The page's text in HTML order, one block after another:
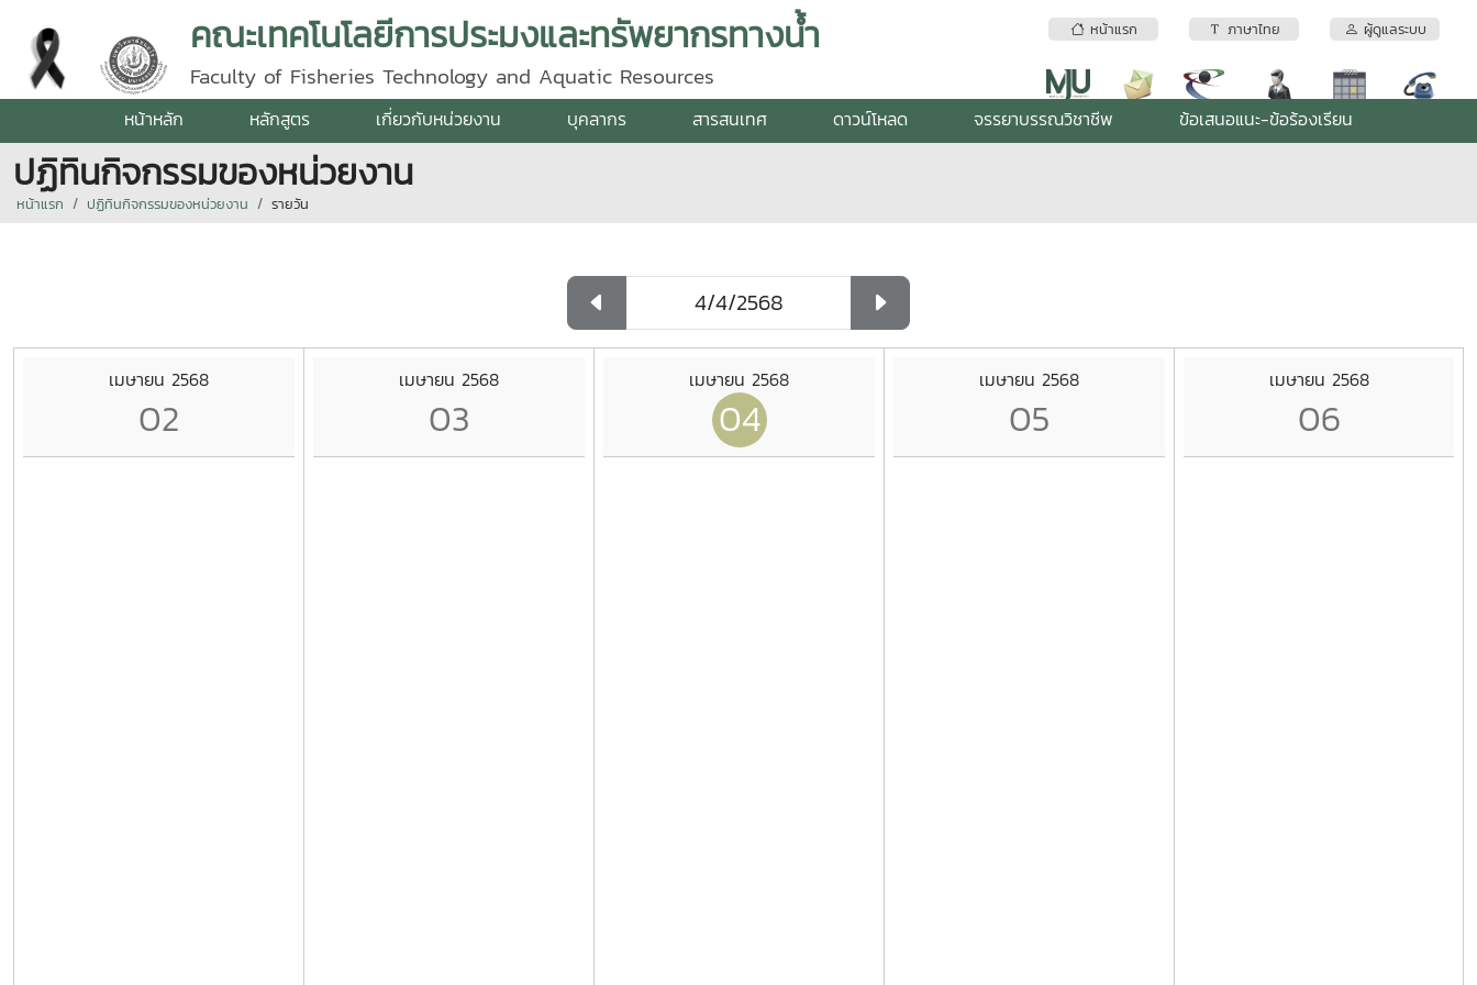
หน้าแรก ภาษาไทย ผู้ดูแลระบบ
คณะเทคโนโลยีการประมงและทรัพยากรทางน้ำ
Faculty of Fisheries Technology and Aquatic Resources
หน้าหลัก หลักสูตร เกี่ยวกับหน่วยงาน บุคลากร สารสนเทศ ดาวน์โหลด จรรยาบรรณวิชาชีพ ข้อเสนอแนะ-ข้อร้องเรียน
ปฏิทินกิจกรรมของหน่วยงาน
หน้าแรก ปฏิทินกิจกรรมของหน่วยงาน รายวัน
เมษายน 2568
02
เมษายน 2568
03
เมษายน 2568
04
เมษายน 2568
05
เมษายน 2568
06